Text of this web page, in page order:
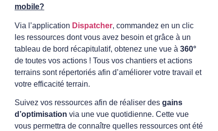
mobile?
Via l’application Dispatcher, commandez en un clic
les ressources dont vous avez besoin et grâce à un
tableau de bord récapitulatif, obtenez une vue à 360°
de toutes vos actions ! Tous vos chantiers et actions
terrains sont répertoriés afin d’améliorer votre travail et
votre efficacité terrain.
Suivez vos ressources afin de réaliser des gains
d’optimisation via une vue quotidienne. Cette vue
vous permettra de connaître quelles ressources ont été